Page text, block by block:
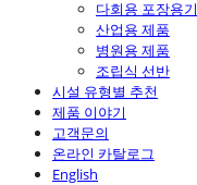
다회용 포장용기
산업용 제품
병원용 제품
조립식 선반
시설 유형별 추천
제품 이야기
고객문의
온라인 카탈로그
English